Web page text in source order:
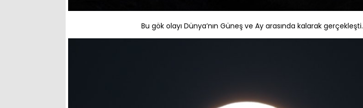
Bu gök olayı Dünya’nın Güneş ve Ay arasında kalarak gerçekleşti.